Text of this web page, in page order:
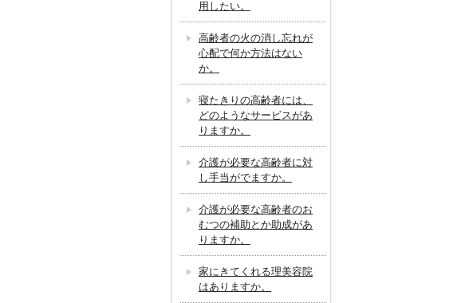
用したい。
高齢者の火の消し忘れが
心配で何か方法はない
か。
寝たきりの高齢者には、
どのようなサービスがあ
りますか。
介護が必要な高齢者に対
し手当がでますか。
介護が必要な高齢者のお
むつの補助とか助成があ
りますか。
家にきてくれる理美容院
はありますか。